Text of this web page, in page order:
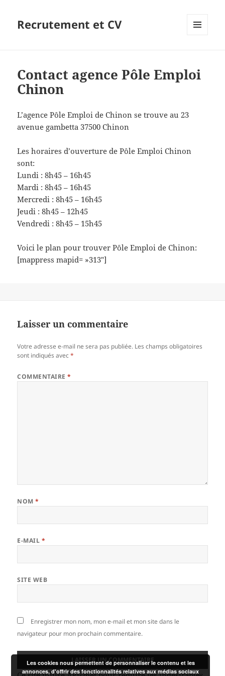
Recrutement et CV
Contact agence Pôle Emploi
Chinon
L’agence Pôle Emploi de Chinon se trouve au 23
avenue gambetta 37500 Chinon
Les horaires d’ouverture de Pôle Emploi Chinon
sont:
Lundi : 8h45 – 16h45
Mardi : 8h45 – 16h45
Mercredi : 8h45 – 16h45
Jeudi : 8h45 – 12h45
Vendredi : 8h45 – 15h45
Voici le plan pour trouver Pôle Emploi de Chinon:
[mappress mapid= »313″]
Laisser un commentaire
Votre adresse e-mail ne sera pas publiée. Les champs obligatoires
sont indiqués avec*
COMMENTAIRE*
NOM*
E-MAIL *
SITE WEB
Enregistrer mon nom, mon e-mail et mon site dans le
navigateur pour mon prochain commentaire.
Les cookies nous permettent de personnaliser le contenu et les
annonces, d'offrir des fonctionnalités relatives aux médias sociaux